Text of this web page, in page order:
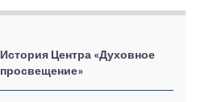
История Центра «Духовное
просвещение»